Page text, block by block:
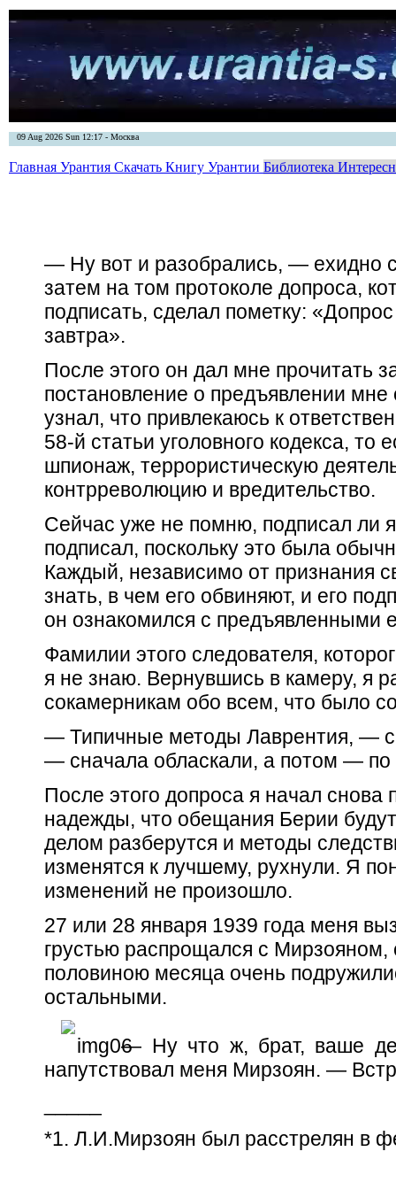
09 Aug 2026 Sun 12:17 - Москва
Главная Урантия Скачать Книгу Урантии Библиотека
— Ну вот и разобрались, — ехидно
затем на том протоколе допроса,
подписать, сделал пометку:
завтра».
После этого он дал мне прочитать
постановление о предъявлении мне
узнал, что привлекаюсь к
58-й статьи уголовного кодекса, то
шпионаж, террористическую
контрреволюцию и вредительство.
Сейчас уже не помню, подписал ли
подписал, поскольку это была
Каждый, независимо от признания
знать, в чем его обвиняют, и его
он ознакомился с предъявленными
Фамилии этого следователя,
я не знаю. Вернувшись в камеру, я
сокамерникам обо всем, что было
— Типичные методы Лаврентия, — с
— сначала обласкали, а потом — по
После этого допроса я начал снова
надежды, что обещания Берии
делом разберутся и методы
изменятся к лучшему, рухнули. Я
изменений не произошло.
27 или 28 января 1939 года меня
грустью распрощался с
половиною месяца очень
остальными.
— Ну что ж, брат, ваше
напутствовал меня Мирзоян. —
*1. Л.И.Мирзоян был расстрелян в